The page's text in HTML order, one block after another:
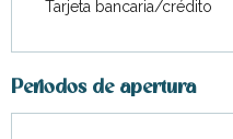
Tarjeta bancaria/crédito
Periodos de apertura